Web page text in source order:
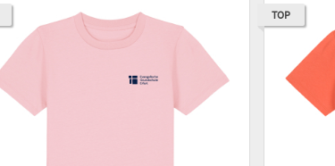
TOP